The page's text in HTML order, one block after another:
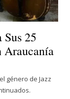
25
Araucanía
género de Jazz